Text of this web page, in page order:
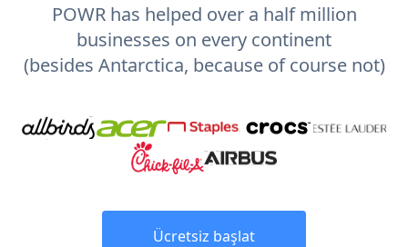
POWR has helped over a half million
businesses on every continent
(besides Antarctica, because of course not)
Ücretsiz başlat